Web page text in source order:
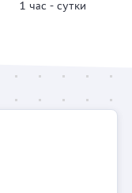
1 час - сутки